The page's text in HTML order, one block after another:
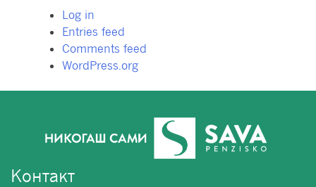
Log in
Entries feed
Comments feed
WordPress.org
Контакт